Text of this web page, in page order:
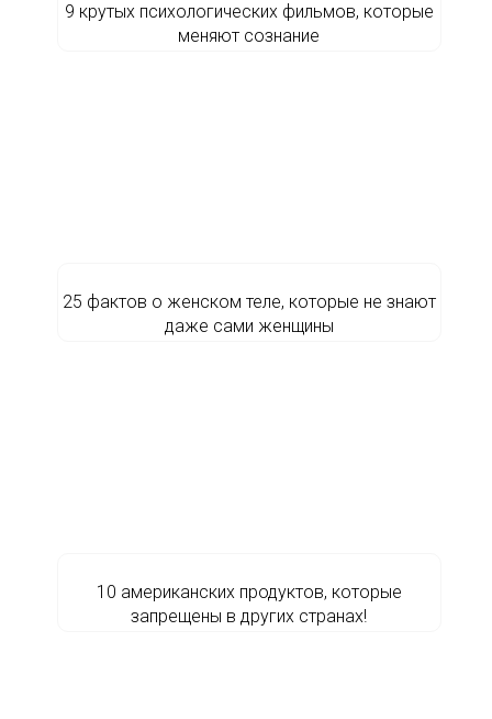
9 крутых психологических фильмов, которые
меняют сознание
25 фактов о женском теле, которые не знают
даже сами женщины
10 американских продуктов, которые
запрещены в других странах!